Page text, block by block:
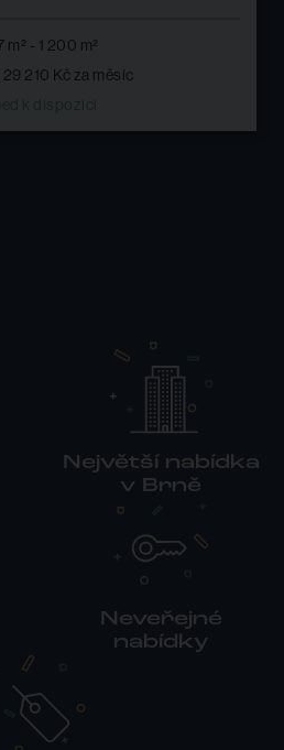
484 m² - 1 017 m²
od 94 685 Kč za měsíc
Největší nabídka
v Brně
Neveřejné
nabídky